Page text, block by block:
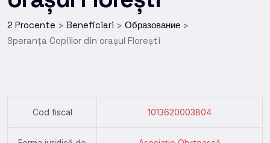
2 Procente > Beneficiari > Образование >
Speranța Copiilor din orașul Florești
Cod fiscal 1013620003804